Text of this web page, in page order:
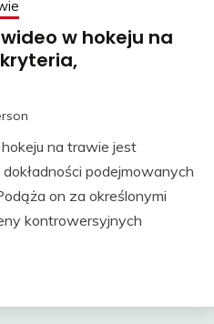
w hokeju na
na trawie jest
podejmowanych
on za określonymi
kontrowersyjnych